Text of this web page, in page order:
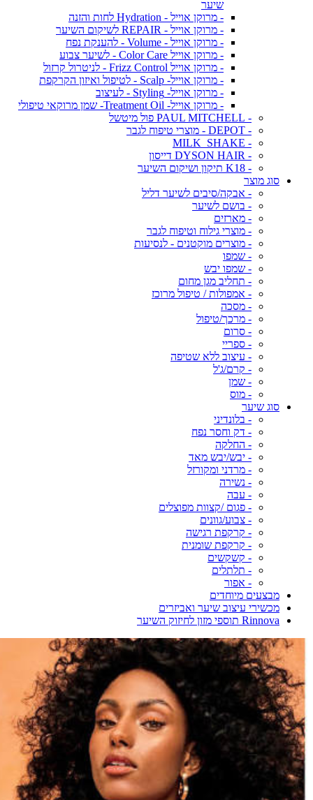
שיער
- מרוקן אוייל - Hydration לחות והזנה
- מרוקן אוייל - REPAIR לשיקום השיער
- מרוקן אוייל - Volume - להענקת נפח
- מרוקן אוייל Color Care - לשיער צבוע
- מרוקן אוייל Frizz Control - לניטרול קרזול
- מרוקן אוייל- Scalp - לטיפול ואיזון הקרקפת
- מרוקן אוייל- Styling - לעיצוב
- מרוקן אוייל- Treatment Oil- שמן מרוקאי טיפולי
- PAUL MITCHELL פול מיטשל
- DEPOT - מוצרי טיפוח לגבר
- MILK_SHAKE
- DYSON HAIR דייסון
- K18 תיקון ושיקום השיער
סוג מוצר
- אבקה/סיבים לשיער דליל
- בושם לשיער
- מארזים
- מוצרי גילוח וטיפוח לגבר
- מוצרים מוקטנים - לנסיעות
- שמפו
- שמפו יבש
- תחליב מגן מחום
- אמפולות / טיפול מרוכז
- מסכה
- מרכך/טיפול
- סרום
- ספריי
- עיצוב ללא שטיפה
- קרם/ג'ל
- שמן
- מוס
סוג שיער
- בלונדיני
- דק וחסר נפח
- החלקה
- יבש/יבש מאד
- מרדני ומקורזל
- נשירה
- עבה
- פגום /קצוות מפוצלים
- צבוע/גוונים
- קרקפת רגישה
- קרקפת שומנית
- קשקשים
- תלתלים
- אפור
מבצעים מיוחדים
מכשירי עיצוב שיער ואביזרים
Rinnova תוספי מזון לחיזוק השיער